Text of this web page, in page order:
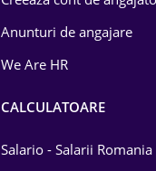
Anunturi de angajare
We Are HR
CALCULATOARE
Salario - Salarii Romania